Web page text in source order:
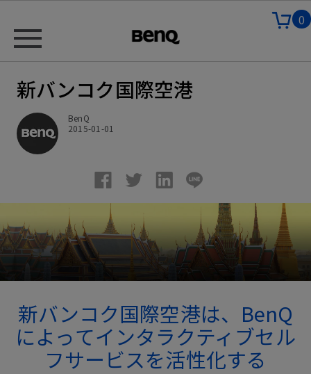
0
新バンコク国際空港
BenQ
2015-01-01
新バンコク国際空港は、BenQ
によってインタラクティブセル
フサービスを活性化する